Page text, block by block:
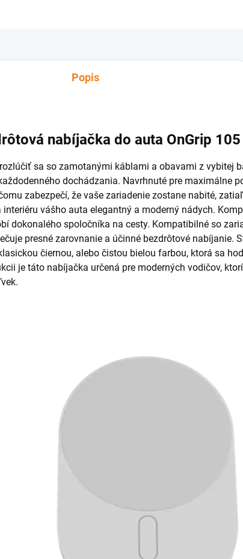
Popis
nabíjačka do auta OnGrip 105
sa so zamotanými káblami a obavami z vybitej
dochádzania. Navrhnuté pre maximálne
zabezpečí, že vaše zariadenie zostane nabité,
interiéru vášho auta elegantný a moderný nádych.
dokonalého spoločníka na cesty. Kompatibilné so
presné zarovnanie a účinné bezdrôtové
čiernou, alebo čistou bielou farbou, ktorá sa
je táto nabíjačka určená pre moderných vodičov,